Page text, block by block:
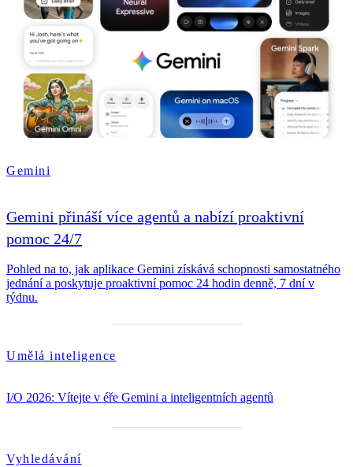
Gemini
Gemini přináší více agentů a nabízí proaktivní
pomoc 24/7
Pohled na to, jak aplikace Gemini získává schopnosti samostatného
jednání a poskytuje proaktivní pomoc 24 hodin denně, 7 dní v
týdnu.
Umělá inteligence
I/O 2026: Vítejte v éře Gemini a inteligentních agentů
Vyhledávání